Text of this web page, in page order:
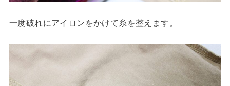
一度破れにアイロンをかけて糸を整えます。